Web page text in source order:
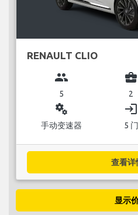
RENAULT CLIO
group
5
business_center
2
miscellaneous_services
手动变速器
login
5 门
查看详
显示